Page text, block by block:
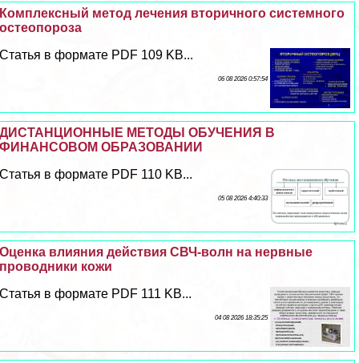
Комплексный метод лечения вторичного системного
остеопороза
Статья в формате PDF 109 KB...
06 08 2026 0:57:54
ДИСТАНЦИОННЫЕ МЕТОДЫ ОБУЧЕНИЯ В
ФИНАНСОВОМ ОБРАЗОВАНИИ
Статья в формате PDF 110 KB...
05 08 2026 4:40:33
Оценка влияния действия СВЧ-волн на нервные
проводники кожи
Статья в формате PDF 111 KB...
04 08 2026 18:35:25